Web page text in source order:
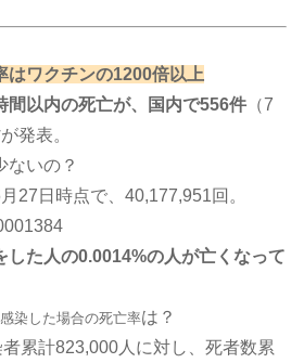
はワクチンの1200倍以上​
間以内の死亡が、国内で556件 （7
発表。
ないの？
27日時点で、40,177,951回。
した人の0.0014%の人が亡くなって
染した場合の死亡率は？
累計823,000人に対し、死者数累